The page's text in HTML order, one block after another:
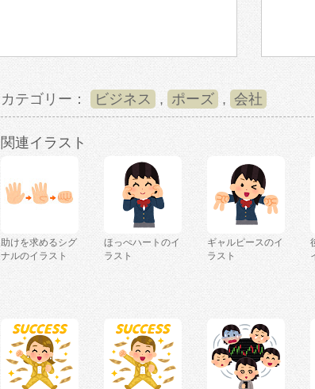
カテゴリー： ビジネス , ポーズ , 会社
関連イラスト
助けを求めるシグ
ナルのイラスト
ほっぺハートのイ
ラスト
ギャルピースのイ
ラスト